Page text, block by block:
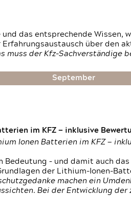
das entsprechende Wissen,
über den
muss der Kfz-Sachverständige
September
im KFZ — inklusive
Ionen Batterien im KFZ —
Bedeutung – und damit auch
der Lithium-Ionen-
machen ein
Bei der Entwicklung der